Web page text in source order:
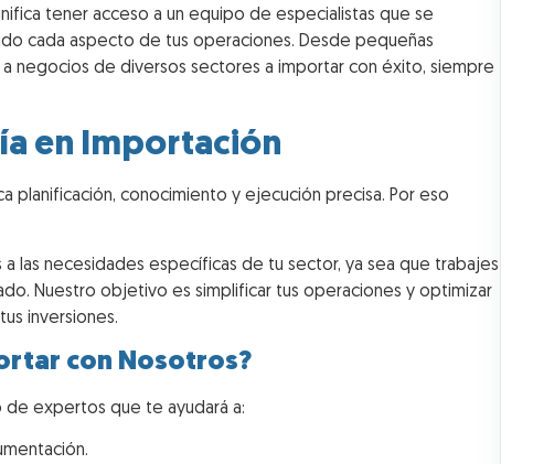
tener acceso a un equipo de especialistas que se
cada aspecto de tus operaciones. Desde pequeñas
negocios de diversos sectores a importar con éxito, siempre
en Importación
planificación, conocimiento y ejecución precisa. Por eso
las necesidades específicas de tu sector, ya sea que trabajes
Nuestro objetivo es simplificar tus operaciones y optimizar
inversiones.
con Nosotros?
de expertos que te ayudará a: